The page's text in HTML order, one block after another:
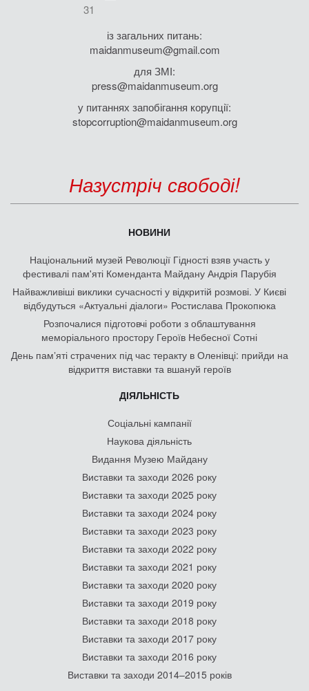
31
із загальних питань:
maidanmuseum@gmail.com
для ЗМІ:
press@maidanmuseum.org
у питаннях запобігання корупції:
stopcorruption@maidanmuseum.org
Назустріч свободі!
НОВИНИ
Національний музей Революції Гідності взяв участь у
фестивалі пам'яті Коменданта Майдану Андрія Парубія
Найважливіші виклики сучасності у відкритій розмові. У Києві
відбудуться «Актуальні діалоги» Ростислава Прокопюка
Розпочалися підготовчі роботи з облаштування
меморіального простору Героїв Небесної Сотні
День памʼяті страчених під час теракту в Оленівці: прийди на
відкриття виставки та вшануй героїв
ДІЯЛЬНІСТЬ
Соціальні кампанії
Наукова діяльність
Видання Музею Майдану
Виставки та заходи 2026 року
Виставки та заходи 2025 року
Виставки та заходи 2024 року
Виставки та заходи 2023 року
Виставки та заходи 2022 року
Виставки та заходи 2021 року
Виставки та заходи 2020 року
Виставки та заходи 2019 року
Виставки та заходи 2018 року
Виставки та заходи 2017 року
Виставки та заходи 2016 року
Виставки та заходи 2014–2015 років